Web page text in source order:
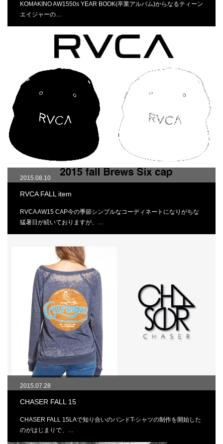
KOMAKINO AW1550s YEAR BOOK(卒業アルバム)からなるティーン
エイジャーの…
2015.08.10
RVCA FALL item
RVCA AW15 CAP今の季節シンプルなコーディネートになりがちな
猛暑日が続いておりますが、…
2015.07.28
CHASER FALL 15
CHASER FALL 15LAで知り合いのバンドT-シャツの制作を開始した
のがはじまりで、…